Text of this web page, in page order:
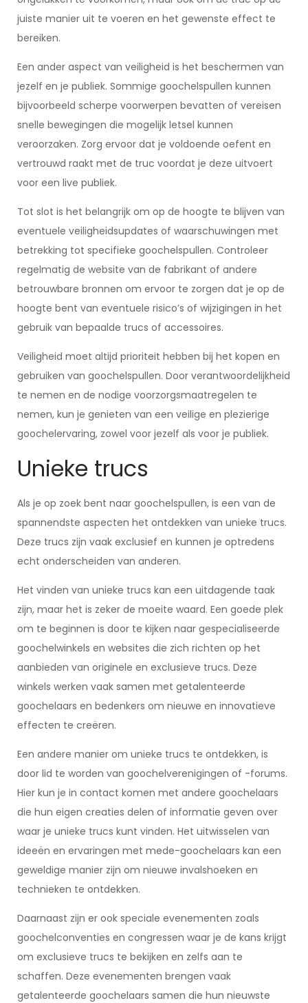
juiste manier uit te voeren en het gewenste effect te
bereiken.
Een ander aspect van veiligheid is het beschermen van
jezelf en je publiek. Sommige goochelspullen kunnen
bijvoorbeeld scherpe voorwerpen bevatten of vereisen
snelle bewegingen die mogelijk letsel kunnen
veroorzaken. Zorg ervoor dat je voldoende oefent en
vertrouwd raakt met de truc voordat je deze uitvoert
voor een live publiek.
Tot slot is het belangrijk om op de hoogte te blijven van
eventuele veiligheidsupdates of waarschuwingen met
betrekking tot specifieke goochelspullen. Controleer
regelmatig de website van de fabrikant of andere
betrouwbare bronnen om ervoor te zorgen dat je op de
hoogte bent van eventuele risico’s of wijzigingen in het
gebruik van bepaalde trucs of accessoires.
Veiligheid moet altijd prioriteit hebben bij het kopen en
gebruiken van goochelspullen. Door verantwoordelijkheid
te nemen en de nodige voorzorgsmaatregelen te
nemen, kun je genieten van een veilige en plezierige
goochelervaring, zowel voor jezelf als voor je publiek.
Unieke trucs
Als je op zoek bent naar goochelspullen, is een van de
spannendste aspecten het ontdekken van unieke trucs.
Deze trucs zijn vaak exclusief en kunnen je optredens
echt onderscheiden van anderen.
Het vinden van unieke trucs kan een uitdagende taak
zijn, maar het is zeker de moeite waard. Een goede plek
om te beginnen is door te kijken naar gespecialiseerde
goochelwinkels en websites die zich richten op het
aanbieden van originele en exclusieve trucs. Deze
winkels werken vaak samen met getalenteerde
goochelaars en bedenkers om nieuwe en innovatieve
effecten te creëren.
Een andere manier om unieke trucs te ontdekken, is
door lid te worden van goochelverenigingen of -forums.
Hier kun je in contact komen met andere goochelaars
die hun eigen creaties delen of informatie geven over
waar je unieke trucs kunt vinden. Het uitwisselen van
ideeën en ervaringen met mede-goochelaars kan een
geweldige manier zijn om nieuwe invalshoeken en
technieken te ontdekken.
Daarnaast zijn er ook speciale evenementen zoals
goochelconventies en congressen waar je de kans krijgt
om exclusieve trucs te bekijken en zelfs aan te
schaffen. Deze evenementen brengen vaak
getalenteerde goochelaars samen die hun nieuwste